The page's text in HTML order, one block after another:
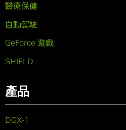
醫療保健
自動駕駛
GeForce 遊戲
SHIELD
產品
DGX-1